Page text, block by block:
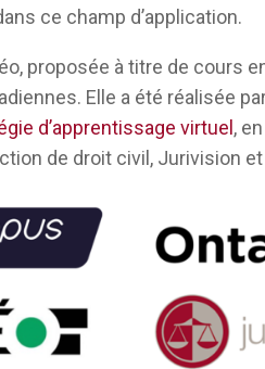
ce champ d’application.
proposée à titre de cours
Elle a été réalisée
d’apprentissage virtuel ,
de droit civil, Jurivision